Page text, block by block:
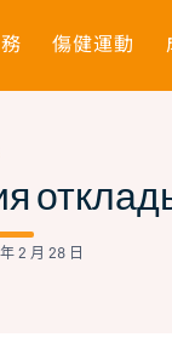
傷健運動
2 月 28 日